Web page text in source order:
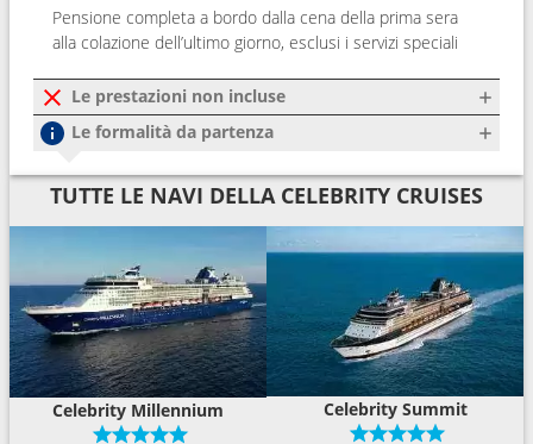
Pensione completa a bordo dalla cena della prima sera
alla colazione dell’ultimo giorno, esclusi i servizi speciali
Le prestazioni non incluse
Le formalità da partenza
TUTTE LE NAVI DELLA CELEBRITY CRUISES
Celebrity Millennium Celebrity Summit